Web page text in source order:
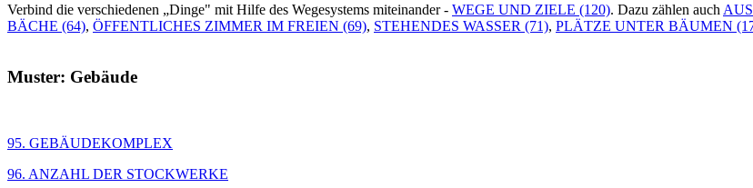
Verbind die verschiedenen „Dinge" mit Hilfe des Wegesystems miteinander - WEGE UND ZIELE (120). Dazu zählen auch
BÄCHE (64), ÖFFENTLICHES ZIMMER IM FREIEN (69), STEHENDES WASSER (71), PLÄTZE UNTER BÄUMEN
Muster: Gebäude
95. GEBÄUDEKOMPLEX
96. ANZAHL DER STOCKWERKE